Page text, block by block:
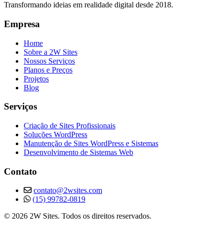
Transformando ideias em realidade digital desde 2018.
Empresa
Home
Sobre a 2W Sites
Nossos Serviços
Planos e Preços
Projetos
Blog
Serviços
Criação de Sites Profissionais
Soluções WordPress
Manutenção de Sites WordPress e Sistemas
Desenvolvimento de Sistemas Web
Contato
contato@2wsites.com
(15) 99782-0819
© 2026 2W Sites. Todos os direitos reservados.